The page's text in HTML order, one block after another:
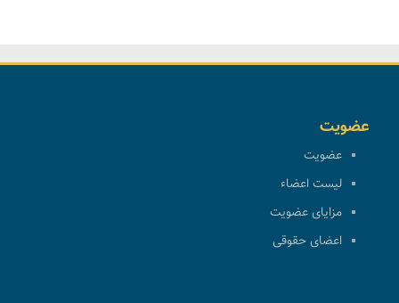
عضویت
عضویت
لیست اعضاء
مزایای عضویت
اعضای حقوقی